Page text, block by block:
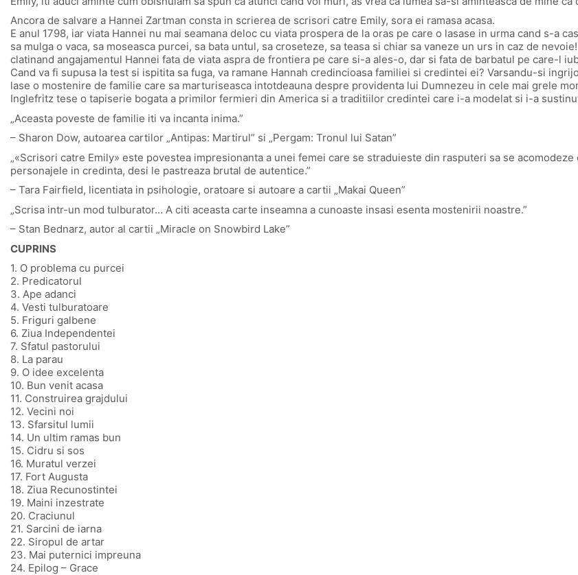
Ancora de salvare a Hannei Zartman consta in scrierea de scrisori catre Emily, sora ei ramasa acasa.
E anul 1798, iar viata Hannei nu mai seamana deloc cu viata prospera de la oras pe care o lasase in urma cand s-a
sa mulga o vaca, sa moseasca purcei, sa bata untul, sa croseteze, sa teasa si chiar sa vaneze un urs in caz de
clatinand angajamentul Hannei fata de viata aspra de frontiera pe care si-a ales-o, dar si fata de barbatul pe care-l
Cand va fi supusa la test si ispitita sa fuga, va ramane Hannah credincioasa familiei si credintei ei? Varsandu-si
lase o mostenire de familie care sa marturiseasca intotdeauna despre providenta lui Dumnezeu in cele mai grele
Inglefritz tese o tapiserie bogata a primilor fermieri din America si a traditiilor credintei care i-a modelat si i-a
„Aceasta poveste de familie iti va incanta inima.”
– Sharon Dow, autoarea cartilor „Antipas: Martirul” si „Pergam: Tronul lui Satan”
„«Scrisori catre Emily» este povestea impresionanta a unei femei care se straduieste din rasputeri sa se
personajele in credinta, desi le pastreaza brutal de autentice.”
– Tara Fairfield, licentiata in psihologie, oratoare si autoare a cartii „Makai Queen”
„Scrisa intr-un mod tulburator… A citi aceasta carte inseamna a cunoaste insasi esenta mostenirii noastre.”
– Stan Bednarz, autor al cartii „Miracle on Snowbird Lake”
CUPRINS
1. O problema cu purcei
2. Predicatorul
3. Ape adanci
4. Vesti tulburatoare
5. Friguri galbene
6. Ziua Independentei
7. Sfatul pastorului
8. La parau
9. O idee excelenta
10. Bun venit acasa
11. Construirea grajdului
12. Vecini noi
13. Sfarsitul lumii
14. Un ultim ramas bun
15. Cidru si sos
16. Muratul verzei
17. Fort Augusta
18. Ziua Recunostintei
19. Maini inzestrate
20. Craciunul
21. Sarcini de iarna
22. Siropul de artar
23. Mai puternici impreuna
24. Epilog – Grace